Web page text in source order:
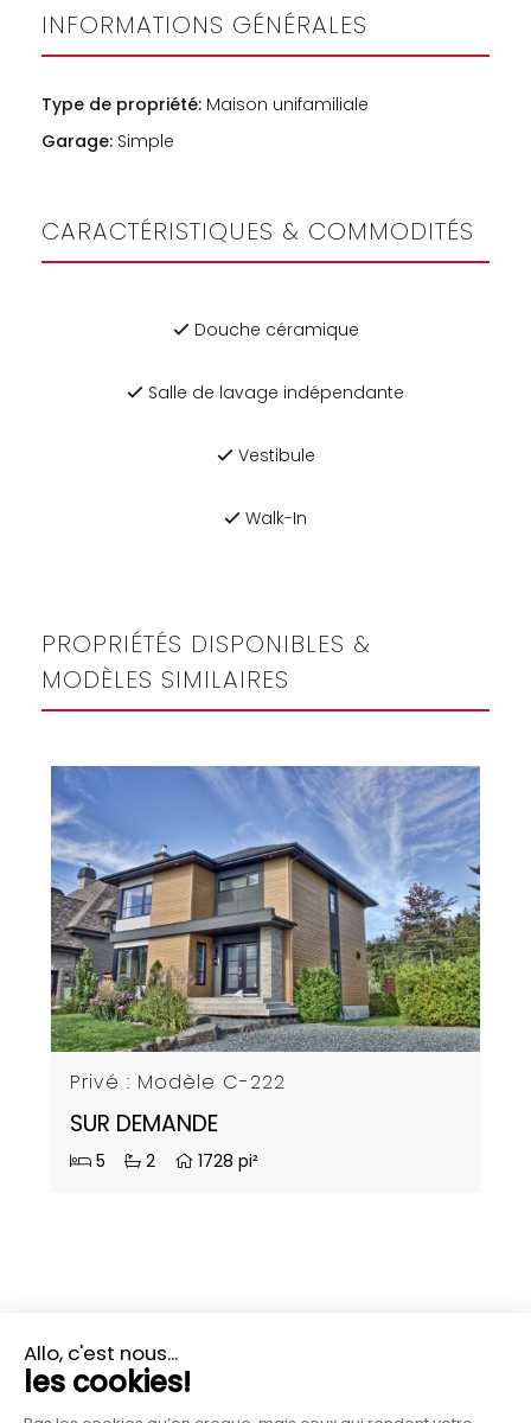
INFORMATIONS GÉNÉRALES
Type de propriété: Maison unifamiliale
Garage: Simple
CARACTÉRISTIQUES & COMMODITÉS
Douche céramique
Salle de lavage indépendante
Vestibule
Walk-In
PROPRIÉTÉS DISPONIBLES &
MODÈLES SIMILAIRES
Privé : Modèle C-222
SUR DEMANDE
5 2 1728 pi²
PLUS D'INFORMATIONS?